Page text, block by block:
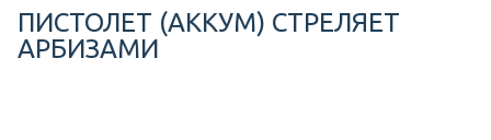
ПИСТОЛЕТ (АККУМ) СТРЕЛЯЕТ
АРБИЗАМИ